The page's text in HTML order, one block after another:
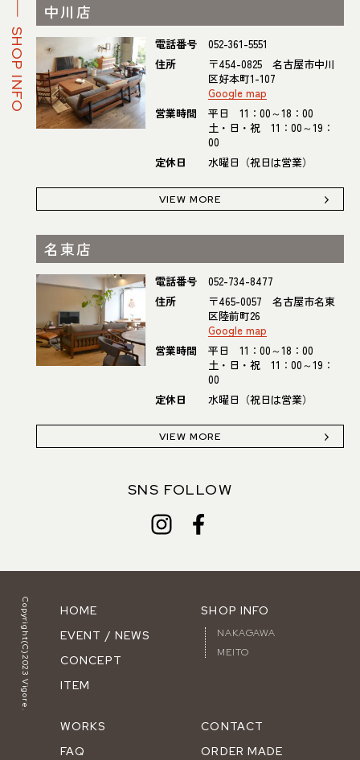
SHOP INFO
中川店
電話番号
052-361-5551
住所
〒454-0825 名古屋市中川
区好本町1-107
Google map
営業時間
平日 11：00～18：00
土・日・祝 11：00～19：
00
定休日
水曜日（祝日は営業）
VIEW MORE
名東店
電話番号
052-734-8477
住所
〒465-0057 名古屋市名東
区陸前町26
Google map
営業時間
平日 11：00～18：00
土・日・祝 11：00～19：
00
定休日
水曜日（祝日は営業）
VIEW MORE
SNS FOLLOW
Copyright(C)2023 Vigore.
HOME
EVENT / NEWS
CONCEPT
ITEM
SHOP INFO
NAKAGAWA
MEITO
WORKS
FAQ
CONTACT
ORDER MADE